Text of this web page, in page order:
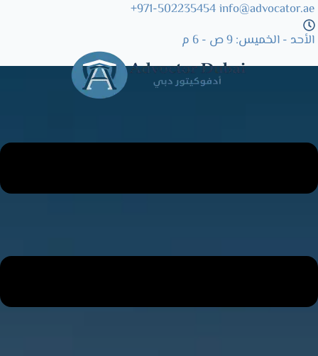
Skip
info@advocator.ae
971-502235454+
الأحد - الخميس: 9 ص - 6 م